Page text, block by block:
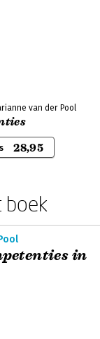
van der Pool
28,95
boek
in